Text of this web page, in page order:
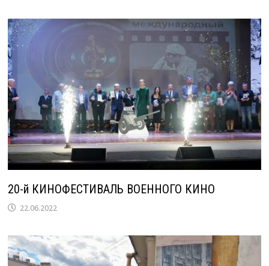
20-й КИНОФЕСТИВАЛЬ ВОЕННОГО КИНО
22.06.2022